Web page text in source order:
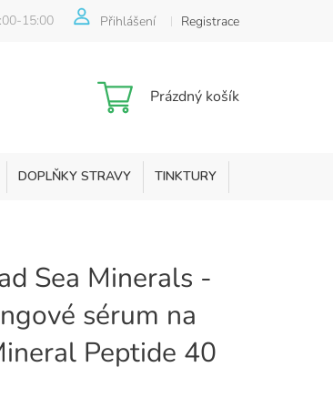
15:00 Přihlášení Registrace
Nákupní
Prázdný košík
DOPLŇKY STRAVY TINKTURY
Sea Minerals -
sérum na
Peptide 40